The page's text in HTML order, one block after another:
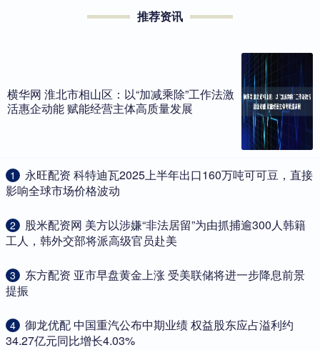
推荐资讯
横华网 淮北市相山区：以“加减乘除”工作法激
活惠企动能 赋能经营主体高质量发展
1
​永旺配资 科特迪瓦2025上半年出口160万吨可可豆，直接
影响全球市场价格波动
2
​股米配资网 美方以涉嫌“非法居留”为由抓捕逾300人韩籍
工人，韩外交部将派高级官员赴美
3
​东方配资 亚市早盘黄金上涨 受美联储将进一步降息前景
提振
4
​御龙优配 中国重汽公布中期业绩 权益股东应占溢利约
34.27亿元同比增长4.03%